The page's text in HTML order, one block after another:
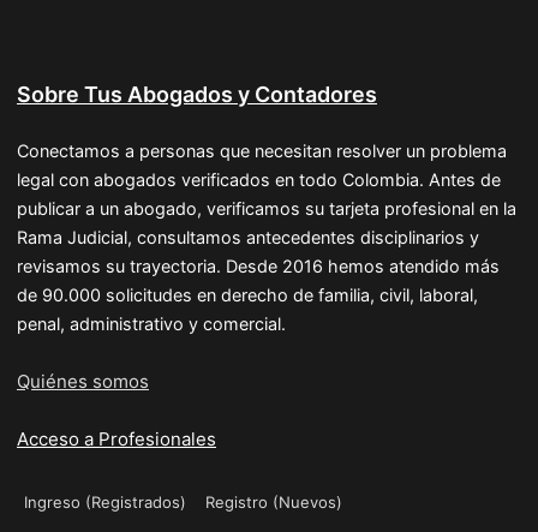
Sobre Tus Abogados y Contadores
Conectamos a personas que necesitan resolver un problema
legal con abogados verificados en todo Colombia. Antes de
publicar a un abogado, verificamos su tarjeta profesional en la
Rama Judicial, consultamos antecedentes disciplinarios y
revisamos su trayectoria. Desde 2016 hemos atendido más
de 90.000 solicitudes en derecho de familia, civil, laboral,
penal, administrativo y comercial.
Quiénes somos
Acceso a Profesionales
Ingreso (Registrados) Registro (Nuevos)